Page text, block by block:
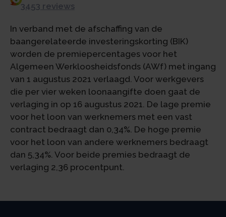
3453 reviews
In verband met de afschaffing van de
baangerelateerde investeringskorting (BIK)
worden de premiepercentages voor het
Algemeen Werkloosheidsfonds (AWf) met ingang
van 1 augustus 2021 verlaagd. Voor werkgevers
die per vier weken loonaangifte doen gaat de
verlaging in op 16 augustus 2021. De lage premie
voor het loon van werknemers met een vast
contract bedraagt dan 0,34%. De hoge premie
voor het loon van andere werknemers bedraagt
dan 5,34%. Voor beide premies bedraagt de
verlaging 2,36 procentpunt.